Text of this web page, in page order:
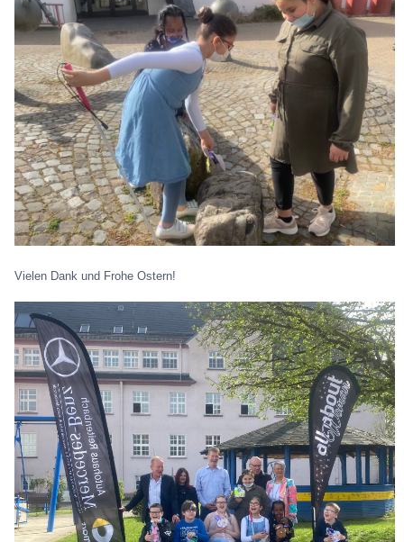
Vielen Dank und Frohe Ostern!